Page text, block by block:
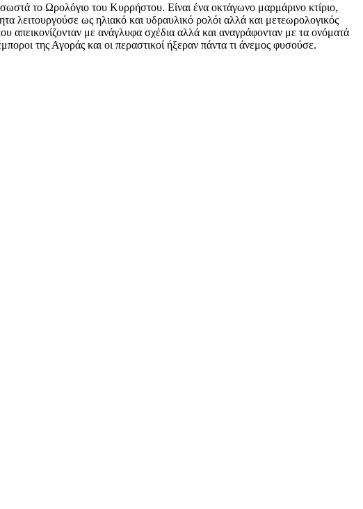
το Ωρολόγιο του Κυρρήστου. Είναι ένα οκτάγωνο μαρμάρινο κτίριο,
ως ηλιακό και υδραυλικό ρολόι αλλά και μετεωρολογικός
απεικονίζονταν με ανάγλυφα σχέδια αλλά και αναγράφονταν με τα ονόματά
της Αγοράς και οι περαστικοί ήξεραν πάντα τι άνεμος φυσούσε.